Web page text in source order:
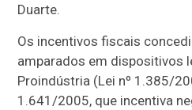
Duarte.
Os incentivos fiscais
amparados em dispositivos
Proindústria (Lei nº 1.385/
1.641/2005, que incentiva